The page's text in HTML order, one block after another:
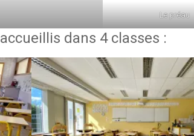
Le préau
dans 4 classes :